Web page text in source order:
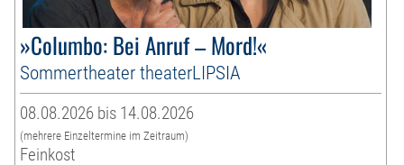
»Columbo: Bei Anruf – Mord!«
Sommertheater theaterLIPSIA
08.08.2026 bis 14.08.2026
(mehrere Einzeltermine im Zeitraum)
Feinkost